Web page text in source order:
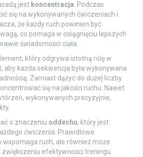
jest koncentracja. Podczas
się na wykonywanych ćwiczeniach i
że każdy ruch powinien być
co pomaga w osiągnięciu lepszych
świadomości ciała.
który odgrywa istotną rolę w
aby każda sekwencja była wykonywana
Zamiast dążyć do dużej liczby
się na jakości ruchu. Nawet
wykonywanych precyzyjnie,
o znaczeniu oddechu, który jest
ćwiczenia. Prawidłowe
wspomaga ruch, ale również może
zwiększeniu efektywności treningu.